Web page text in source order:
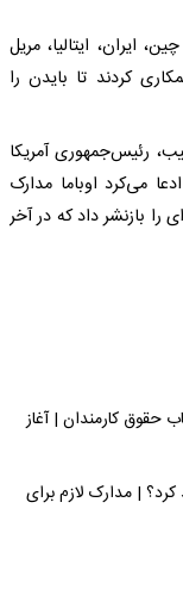
ایران، ایتالیا، مریل
کردند تا بایدن را
رئیس‌جمهوری آمریکا
می‌کرد اوباما مدارک
بازنشر داد که در آخر
4 میلیونی بحساب حقوق کارمندان | آغاز
کرد؟ | مدارک لازم برای